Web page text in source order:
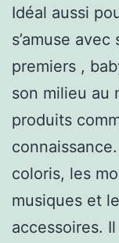
Idéal aussi
s’amuse
premiers ,
son milieu au
produits
coloris, les
musiques et
accessoires.